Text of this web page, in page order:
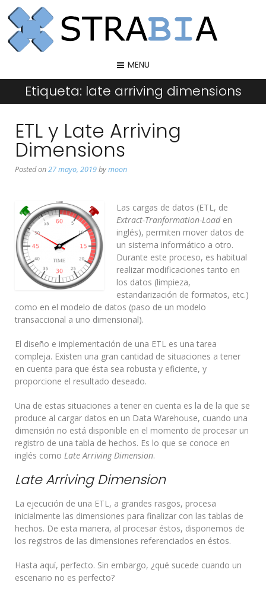
MENU
Etiqueta: late arriving dimensions
ETL y Late Arriving
Dimensions
Posted on27 mayo, 2019bymoon
Las cargas de datos (ETL, de
Extract-Tranformation-Loaden
inglés), permiten mover datos de
un sistema informático a otro.
Durante este proceso, es habitual
realizar modificaciones tanto en
los datos (limpieza,
estandarización de formatos, etc.)
como en el modelo de datos (paso de un modelo
transaccional a uno dimensional).
El diseño e implementación de una ETL es una tarea
compleja. Existen una gran cantidad de situaciones a tener
en cuenta para que ésta sea robusta y eficiente, y
proporcione el resultado deseado.
Una de estas situaciones a tener en cuenta es la de la que se
produce al cargar datos en un Data Warehouse, cuando una
dimensión no está disponible en el momento de procesar un
registro de una tabla de hechos. Es lo que se conoce en
inglés como Late Arriving Dimension.
Late Arriving Dimension
La ejecución de una ETL, a grandes rasgos, procesa
inicialmente las dimensiones para finalizar con las tablas de
hechos. De esta manera, al procesar éstos, disponemos de
los registros de las dimensiones referenciados en éstos.
Hasta aquí, perfecto. Sin embargo, ¿qué sucede cuando un
escenario no es perfecto?